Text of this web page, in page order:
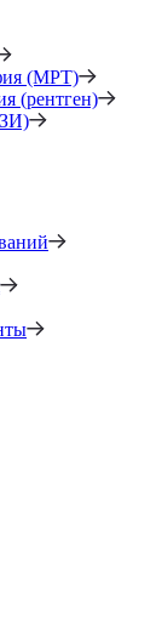
(МРТ)
(рентген)